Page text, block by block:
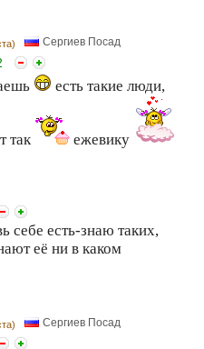
Сергиев Посад
есть такие люди,
так ежевику
себе есть-знаю таких,
её ни в каком
Сергиев Посад